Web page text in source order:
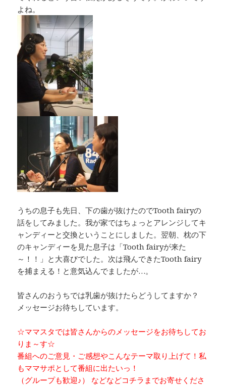
よね。
うちの息子も先日、下の歯が抜けたのでTooth fairyの
話をしてみました。我が家ではちょっとアレンジしてキ
ャンディーと交換ということにしました。翌朝、枕の下
のキャンディーを見た息子は「Tooth fairyが来た
～！！」と大喜びでした。次は飛んできたTooth fairy
を捕まえる！と意気込んでましたが…。
皆さんのおうちでは乳歯が抜けたらどうしてますか？
メッセージお待ちしています。
☆ママスタでは皆さんからのメッセージをお待ちしてお
りま～す☆
番組へのご意見・ご感想やこんなテーマ取り上げて！私
もママサポとして番組に出たいっ！
（グループも歓迎♪） などなどコチラまでお寄せくださ